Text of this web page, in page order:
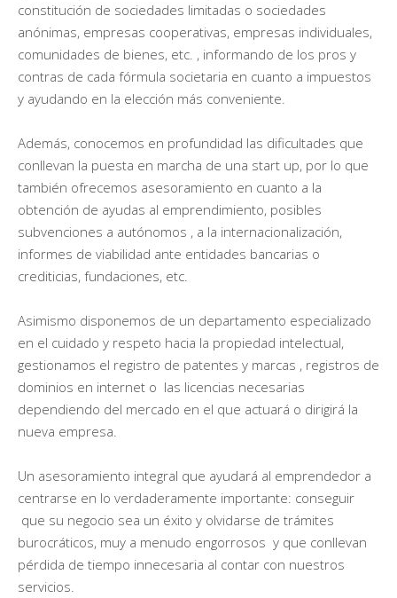
constitución de sociedades limitadas o sociedades
anónimas, empresas cooperativas, empresas individuales,
comunidades de bienes, etc. , informando de los pros y
contras de cada fórmula societaria en cuanto a impuestos
y ayudando en la elección más conveniente.
Además, conocemos en profundidad las dificultades que
conllevan la puesta en marcha de una start up, por lo que
también ofrecemos asesoramiento en cuanto a la
obtención de ayudas al emprendimiento, posibles
subvenciones a autónomos , a la internacionalización,
informes de viabilidad ante entidades bancarias o
crediticias, fundaciones, etc.
Asimismo disponemos de un departamento especializado
en el cuidado y respeto hacia la propiedad intelectual,
gestionamos el registro de patentes y marcas , registros de
dominios en internet o las licencias necesarias
dependiendo del mercado en el que actuará o dirigirá la
nueva empresa.
Un asesoramiento integral que ayudará al emprendedor a
centrarse en lo verdaderamente importante: conseguir
que su negocio sea un éxito y olvidarse de trámites
burocráticos, muy a menudo engorrosos y que conllevan
pérdida de tiempo innecesaria al contar con nuestros
servicios.